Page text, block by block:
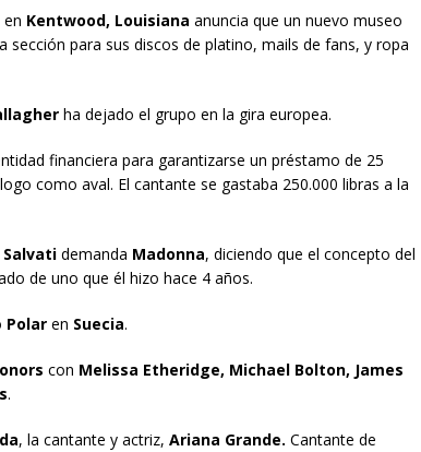
en Kentwood, Louisiana anuncia que un nuevo museo
sección para sus discos de platino, mails de fans, y ropa
ha dejado el grupo en la gira europea.
financiera para garantizarse un préstamo de 25
como aval. El cantante se gastaba 250.000 libras a la
demanda Madonna, diciendo que el concepto del
de uno que él hizo hace 4 años.
Polaren Suecia.
con Melissa Etheridge, Michael Bolton, James
.
, la cantante y actriz, Ariana Grande. Cantante de